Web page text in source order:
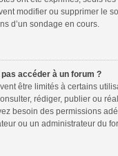
modifier ou supprimer le
d’un sondage en cours.
accéder à un forum ?
être limités à certains
rédiger, publier ou
besoin des permissions
ou un administrateur du